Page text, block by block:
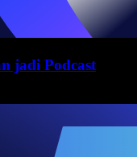
jadi Podcast